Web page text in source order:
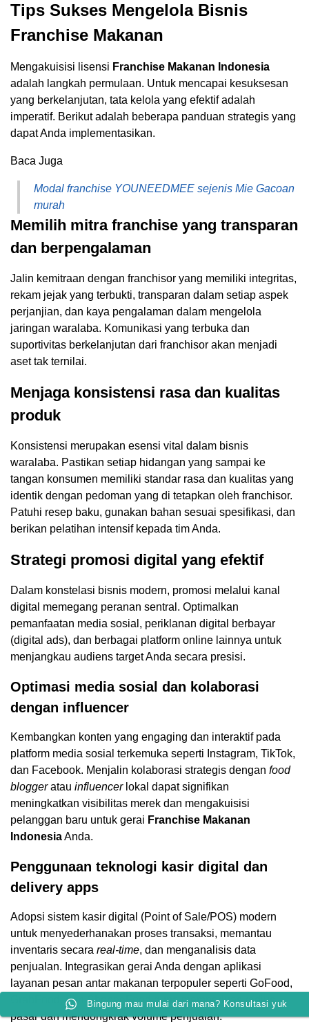
Tips Sukses Mengelola Bisnis
Franchise Makanan
Mengakuisisi lisensi Franchise Makanan Indonesia
adalah langkah permulaan. Untuk mencapai kesuksesan
yang berkelanjutan, tata kelola yang efektif adalah
imperatif. Berikut adalah beberapa panduan strategis yang
dapat Anda implementasikan.
Baca Juga
Modal franchise YOUNEEDMEE sejenis Mie Gacoan
murah
Memilih mitra franchise yang transparan
dan berpengalaman
Jalin kemitraan dengan franchisor yang memiliki integritas,
rekam jejak yang terbukti, transparan dalam setiap aspek
perjanjian, dan kaya pengalaman dalam mengelola
jaringan waralaba. Komunikasi yang terbuka dan
suportivitas berkelanjutan dari franchisor akan menjadi
aset tak ternilai.
Menjaga konsistensi rasa dan kualitas
produk
Konsistensi merupakan esensi vital dalam bisnis
waralaba. Pastikan setiap hidangan yang sampai ke
tangan konsumen memiliki standar rasa dan kualitas yang
identik dengan pedoman yang di tetapkan oleh franchisor.
Patuhi resep baku, gunakan bahan sesuai spesifikasi, dan
berikan pelatihan intensif kepada tim Anda.
Strategi promosi digital yang efektif
Dalam konstelasi bisnis modern, promosi melalui kanal
digital memegang peranan sentral. Optimalkan
pemanfaatan media sosial, periklanan digital berbayar
(digital ads), dan berbagai platform online lainnya untuk
menjangkau audiens target Anda secara presisi.
Optimasi media sosial dan kolaborasi
dengan influencer
Kembangkan konten yang engaging dan interaktif pada
platform media sosial terkemuka seperti Instagram, TikTok,
dan Facebook. Menjalin kolaborasi strategis dengan food
bloggeratau influencerlokal dapat signifikan
meningkatkan visibilitas merek dan mengakuisisi
pelanggan baru untuk gerai Franchise Makanan
IndonesiaAnda.
Penggunaan teknologi kasir digital dan
delivery apps
Adopsi sistem kasir digital (Point of Sale/POS) modern
untuk menyederhanakan proses transaksi, memantau
inventaris secara real-time, dan menganalisis data
penjualan. Integrasikan gerai Anda dengan aplikasi
layanan pesan antar makanan terpopuler seperti GoFood,
GrabFood, dan ShopeeFood guna memperluas radius
pasar dan mendongkrak volume penjualan.
Bingung mau mulai dari mana? Konsultasi yuk